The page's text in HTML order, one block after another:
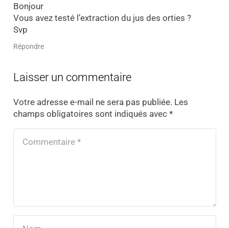
Bonjour
Vous avez testé l’extraction du jus des orties ?
Svp
Répondre
Laisser un commentaire
Votre adresse e-mail ne sera pas publiée. Les
champs obligatoires sont indiqués avec *